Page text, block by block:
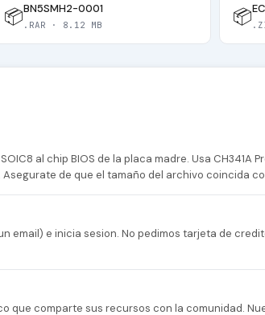
📦BN5SMH2-0001
.RAR · 8.12 MB 📦
al chip BIOS de la placa madre. Usa CH341A
Asegurate de que el tamaño del archivo coincida
email) e inicia sesion. No pedimos tarjeta de
que comparte sus recursos con la comunidad.